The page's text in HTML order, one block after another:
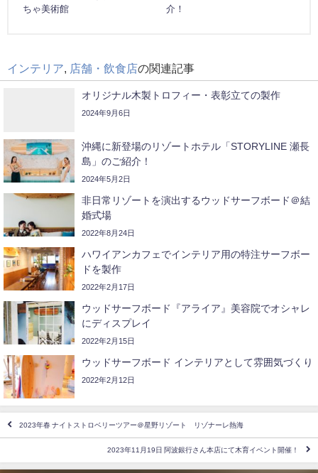
ちゃ美術館 介！
インテリア 店舗・飲食店の関連記事
オリジナル木製トロフィー・表彰立ての製作
2024年9月6日
沖縄に新登場のリゾートホテル「STORYLINE 瀬長
島」のご紹介！
2024年5月2日
非日常リゾートを演出するウッドサーフボード＠結
婚式場
2022年8月24日
ハワイアンカフェでインテリア用の特注サーフボー
ドを製作
2022年2月17日
ウッドサーフボード『アライア』美容院でオシャレ
にディスプレイ
2022年2月15日
ウッドサーフボード インテリアとして雰囲気づくり‍
2022年2月12日
2023年春 ナイトストロベリーツアー＠星野リゾート リゾナーレ熱海
2023年11月19日 阿波銀行さん本店にて木育イベント開催！